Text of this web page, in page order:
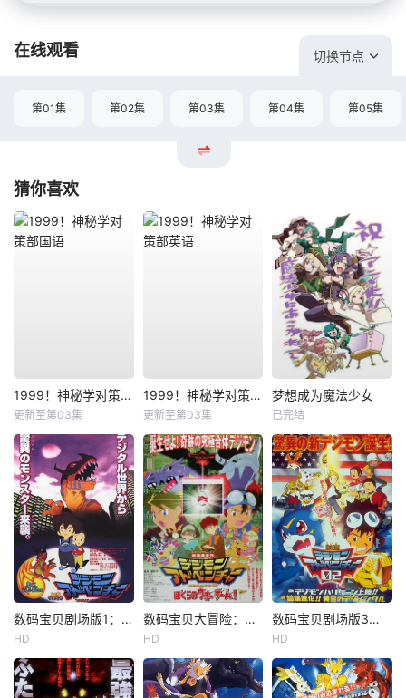
在线观看 切换节点
第01集 第02集 第03集 第04集 第05集
猜你喜欢
1999！神秘学对策部国语
更新至第03集
1999！神秘学对策部英语
更新至第03集
梦想成为魔法少女
已完结
数码宝贝剧场版1：滚球兽诞生之谜
HD
数码宝贝大冒险：我们的战争游戏！
HD
数码宝贝剧场版3：前篇・数码兽飓风登陆！！后篇・超绝进化！
HD